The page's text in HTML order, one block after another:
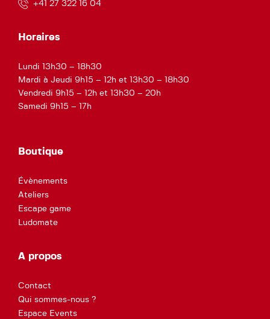
+41 27 322 16 04
Horaires
Lundi 13h30 – 18h30
Mardi à Jeudi 9h15 – 12h et 13h30 – 18h30
Vendredi 9h15 – 12h et 13h30 – 20h
Samedi 9h15 – 17h
Boutique
Évènements
Ateliers
Escape game
Ludomate
A propos
Contact
Qui sommes-nous ?
Espace Events